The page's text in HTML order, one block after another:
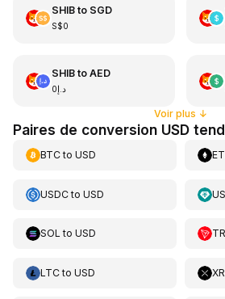
SHIBto SGD
S$0
SHIBto AED
د.إ0
Voir plus ↓
Paires de conversion USD
BTCto USD
USDCto USD
SOL to USD
LTCto USD